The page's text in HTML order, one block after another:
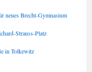
neues Brecht-Gymnasium
Strauss-Platz
in Tolkewitz